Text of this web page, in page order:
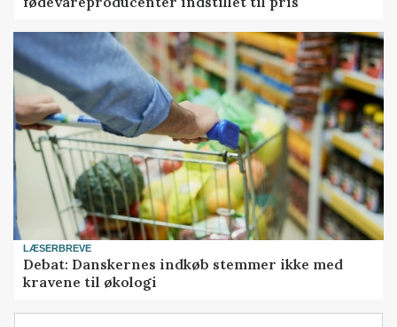
LÆSERBREVE
Debat: Danskernes indkøb stemmer ikke med
kravene til økologi